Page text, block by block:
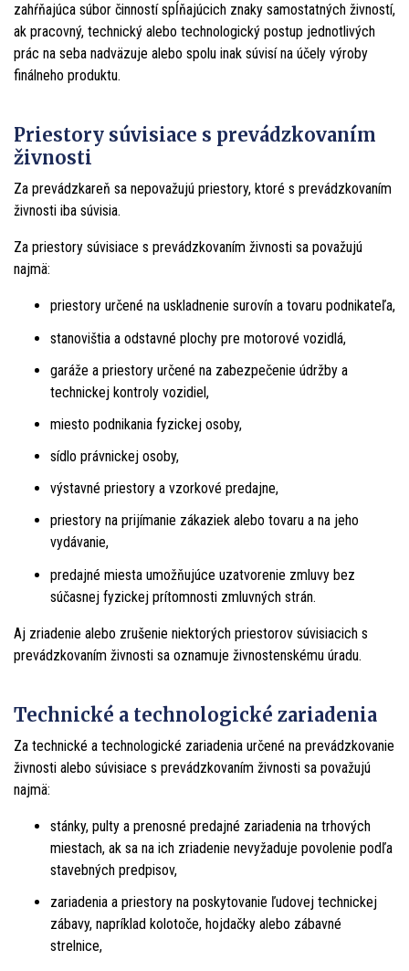
zahŕňajúca súbor činností spĺňajúcich znaky samostatných živností,
ak pracovný, technický alebo technologický postup jednotlivých
prác na seba nadväzuje alebo spolu inak súvisí na účely výroby
finálneho produktu.
Priestory súvisiace s prevádzkovaním
živnosti
Za prevádzkareň sa nepovažujú priestory, ktoré s prevádzkovaním
živnosti iba súvisia.
Za priestory súvisiace s prevádzkovaním živnosti sa považujú
najmä:
priestory určené na uskladnenie surovín a tovaru podnikateľa,
stanovištia a odstavné plochy pre motorové vozidlá,
garáže a priestory určené na zabezpečenie údržby a
technickej kontroly vozidiel,
miesto podnikania fyzickej osoby,
sídlo právnickej osoby,
výstavné priestory a vzorkové predajne,
priestory na prijímanie zákaziek alebo tovaru a na jeho
vydávanie,
predajné miesta umožňujúce uzatvorenie zmluvy bez
súčasnej fyzickej prítomnosti zmluvných strán.
Aj zriadenie alebo zrušenie niektorých priestorov súvisiacich s
prevádzkovaním živnosti sa oznamuje živnostenskému úradu.
Technické a technologické zariadenia
Za technické a technologické zariadenia určené na prevádzkovanie
živnosti alebo súvisiace s prevádzkovaním živnosti sa považujú
najmä:
stánky, pulty a prenosné predajné zariadenia na trhových
miestach, ak sa na ich zriadenie nevyžaduje povolenie podľa
stavebných predpisov,
zariadenia a priestory na poskytovanie ľudovej technickej
zábavy, napríklad kolotoče, hojdačky alebo zábavné
strelnice,